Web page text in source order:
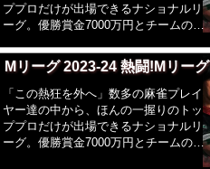
ププロだけが出場できるナショナルリ
ーグ。優勝賞金7000万円とチームの威
レの栄光を目指して戦う。Mリーグ
2025-26では、新たに「EARTH
JETS(アースジェッツ)」がチームに加
わり、新Mリーガー7名、10チーム総
勢40名でのシーズンとなる。
Mリーグ 2023-24 熱闘!Mリーグ
「この熱狂を外へ」数多の麻雀プレイ
ヤー達の中から、ほんの一握りのトッ
ププロだけが出場できるナショナルリ
ーグ。優勝賞金7000万円とチームの威